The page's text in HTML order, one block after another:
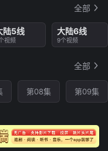
全部
陆5线
视频
大陆6线
9个视频
全部
第08集 第09集